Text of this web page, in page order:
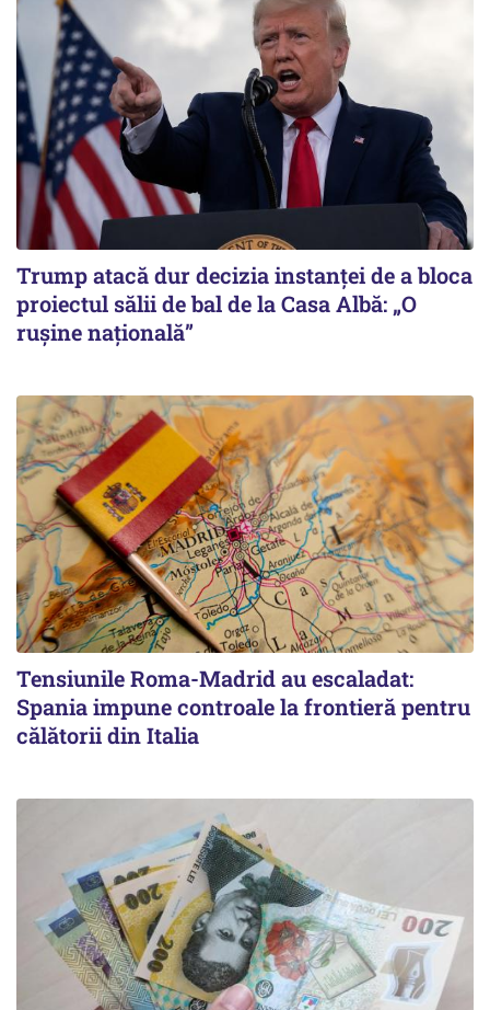
Trump atacă dur decizia instanţei de a bloca
proiectul sălii de bal de la Casa Albă: „O
ruşine naţională”
Tensiunile Roma-Madrid au escaladat:
Spania impune controale la frontieră pentru
călătorii din Italia